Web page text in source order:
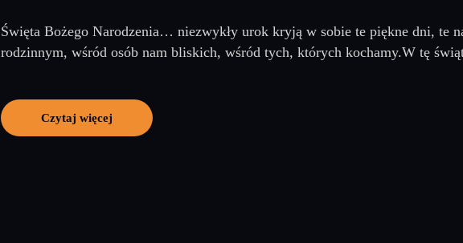
Święta Bożego Narodzenia… niezwykły urok kryją w sobie te piękne dni, te
rodzinnym, wśród osób nam bliskich, wśród tych, których kochamy.W tę
Czytaj więcej